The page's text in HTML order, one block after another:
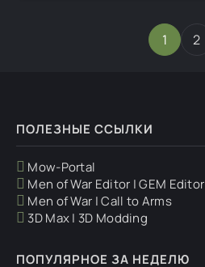
1 2
ПОЛЕЗНЫЕ ССЫЛКИ
Mow-Portal
Men of War Editor | GEM Editor
Men of War | Call to Arms
3D Max | 3D Modding
ПОПУЛЯРНОЕ ЗА НЕДЕЛЮ